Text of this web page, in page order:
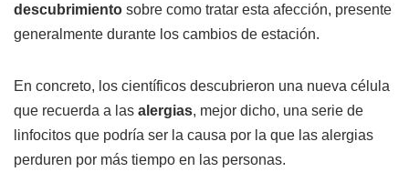
descubrimiento sobre como tratar esta afección, presente
generalmente durante los cambios de estación.
En concreto, los científicos descubrieron una nueva célula
que recuerda a las alergias, mejor dicho, una serie de
linfocitos que podría ser la causa por la que las alergias
perduren por más tiempo en las personas.